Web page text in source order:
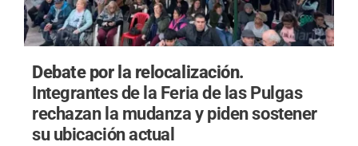
Debate por la relocalización.
Integrantes de la Feria de las Pulgas
rechazan la mudanza y piden sostener
su ubicación actual